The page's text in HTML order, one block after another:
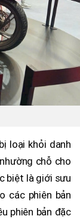
loại khỏi danh
chỗ cho
biệt là giới sưu
các phiên bản
phiên bản đặc